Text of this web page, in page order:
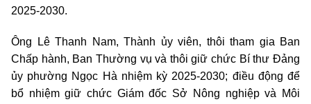
2025-2030.
Ông Lê Thanh Nam, Thành ủy viên, thôi tham gia Ban
Chấp hành, Ban Thường vụ và thôi giữ chức Bí thư Đảng
ủy phường Ngọc Hà nhiệm kỳ 2025-2030; điều động để
bổ nhiệm giữ chức Giám đốc Sở Nông nghiệp và Môi